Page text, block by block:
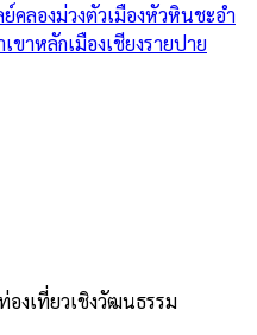
ย์คลองม่วงตัวเมืองหัวหินชะอำ
เขาหลักเมืองเชียงรายปาย
องเที่ยวเชิงวัฒนธรรม